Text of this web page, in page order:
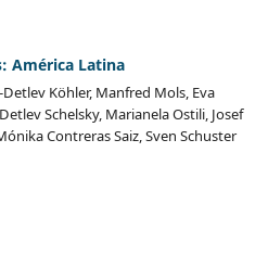
América Latina
Köhler, Manfred Mols, Eva
Schelsky, Marianela Ostili, Josef
Contreras Saiz, Sven Schuster